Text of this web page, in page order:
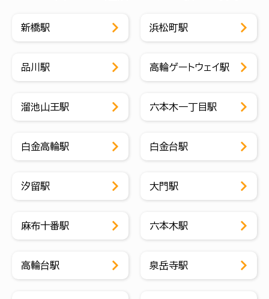
新橋駅 浜松町駅
品川駅 高輪ゲートウェイ駅
溜池山王駅 六本木一丁目駅
白金高輪駅 白金台駅
汐留駅 大門駅
麻布十番駅 六本木駅
高輪台駅 泉岳寺駅